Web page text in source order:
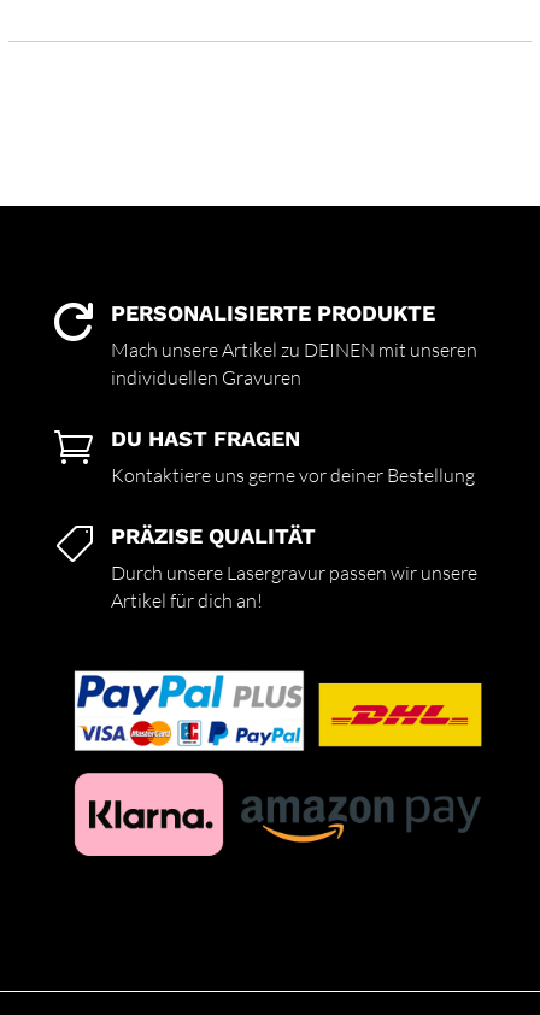
 PERSONALISIERTE PRODUKTE
Mach unsere Artikel zu DEINEN mit unseren
individuellen Gravuren
 DU HAST FRAGEN
Kontaktiere uns gerne vor deiner Bestellung
 PRÄZISE QUALITÄT
Durch unsere Lasergravur passen wir unsere
Artikel für dich an!